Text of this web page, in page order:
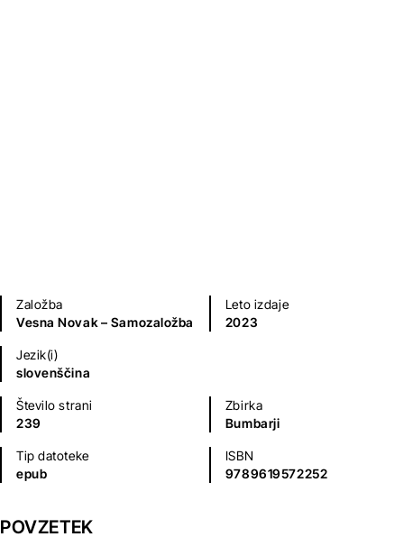
Založba
Vesna Novak – Samozaložba
Leto izdaje
2023
Jezik(i)
slovenščina
Število strani
239
Zbirka
Bumbarji
Tip datoteke
epub
ISBN
9789619572252
POVZETEK